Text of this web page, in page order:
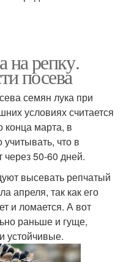
на репку.
посева
семян лука при
условиях считается
марта, в
что в
50-60 дней.
высевать репчатый
апреля, так как его
и ломается. А вот
раньше и гуще,
устойчивые.